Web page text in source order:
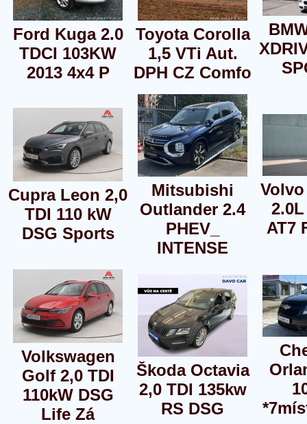
Ford Kuga 2.0
TDCI 103KW
2013 4x4 P
Toyota Corolla
1,5 VTi Aut.
DPH CZ Comfo
Cupra Leon 2,0
TDI 110 kW
DSG Sports
Mitsubishi
Outlander 2.4
PHEV_
INTENSE
Volvo
AT7
Volkswagen
Golf 2,0 TDI
110kW DSG
Life Zá
Škoda Octavia
2,0 TDI 135kw
RS DSG